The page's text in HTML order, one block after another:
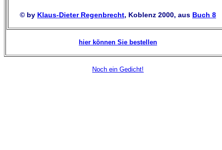
© by Klaus-Dieter Regenbrecht, Koblenz 2000, aus Buch 8
hier können Sie bestellen
Noch ein Gedicht!